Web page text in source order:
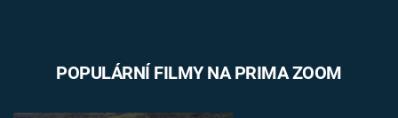
POPULÁRNÍ FILMY NA PRIMA ZOOM